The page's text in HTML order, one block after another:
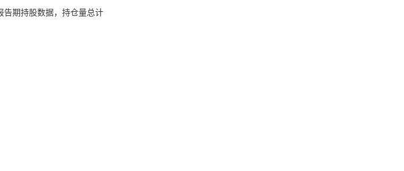
期持股数据，持仓量总计